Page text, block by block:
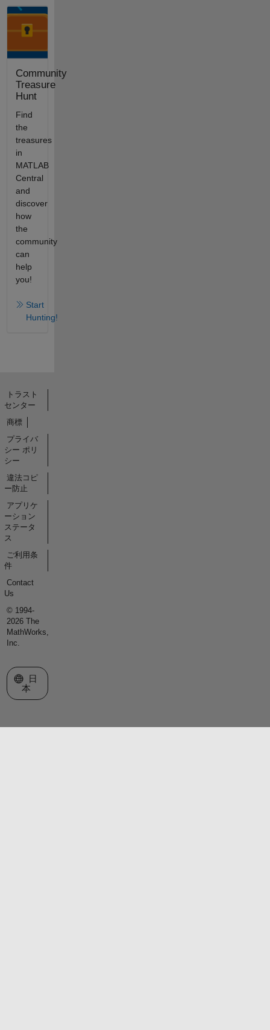
Community
Treasure
Hunt
Find
the
treasures
in
MATLAB
Central
and
discover
how
the
community
can
help
you!
Start
Hunting!
トラスト
センター
商標
プライバ
シー ポリ
シー
違法コピ
ー防止
アプリケ
ーション
ステータ
ス
ご利用条
件
Contact
Us
© 1994-
2026 The
MathWorks,
Inc.
Web サイトの選択
日
本